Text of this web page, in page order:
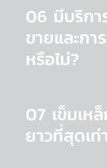
ควบคู่ไปด้วยอ
รุ่น DIY) เพื่อค
ปลอดภัยเราจึ
ประสบการณ์เข้
ลูกค้าสามารถซื้
ตอนนี้
06 มีบริกา
ขายและกา
หรือไม่?
เรียบร้อยแล้ว
สงสัย ต้องกา
ปัญหาการใช้งา
07 เข็มเห
ยาวที่สุดเท่